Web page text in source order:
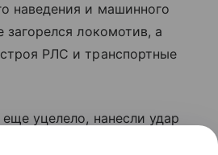
наведения и машинного
загорелся локомотив, а
РЛС и транспортные
уцелело, нанесли удар